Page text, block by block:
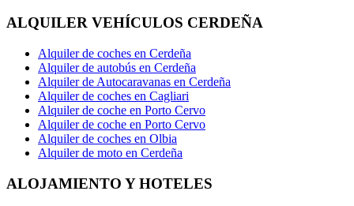
ALQUILER VEHÍCULOS CERDEÑA
Alquiler de coches en Cerdeña
Alquiler de autobús en Cerdeña
Alquiler de Autocaravanas en Cerdeña
Alquiler de coches en Cagliari
Alquiler de coche en Porto Cervo
Alquiler de coche en Porto Cervo
Alquiler de coches en Olbia
Alquiler de moto en Cerdeña
ALOJAMIENTO Y HOTELES